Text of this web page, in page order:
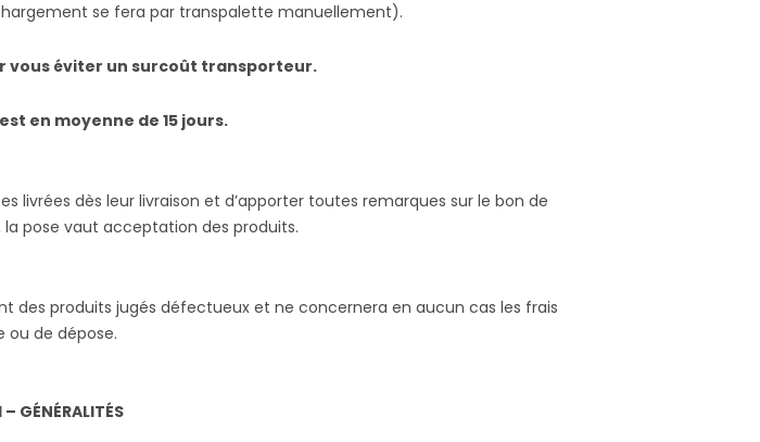
se fera par transpalette manuellement).
vous éviter un surcoût transporteur.
en moyenne de 15 jours.
livrées dès leur livraison et d’apporter toutes remarques sur le bon de
pose vaut acceptation des produits.
des produits jugés défectueux et ne concernera en aucun cas les frais
ou de dépose.
GÉNÉRALITÉS